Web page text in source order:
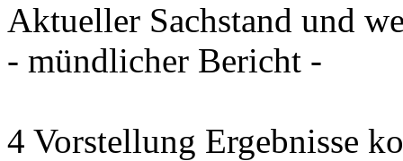
Aktueller Sachstand und
- mündlicher Bericht -
4 Vorstellung Ergebnisse